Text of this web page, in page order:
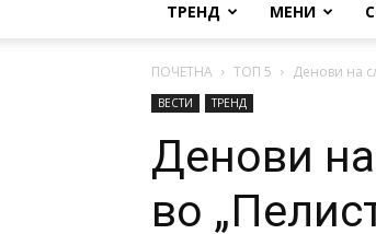
ТРЕНД МЕНИ
ПОЧЕТНА ТОП 5 Денови на
ВЕСТИ ТРЕНД
Денови
во